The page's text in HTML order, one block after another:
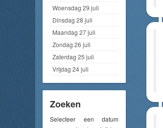
Woensdag 29 juli
Dinsdag 28 juli
Maandag 27 juli
Zondag 26 juli
Zaterdag 25 juli
Vrijdag 24 juli
Zoeken
Selecteer een datum